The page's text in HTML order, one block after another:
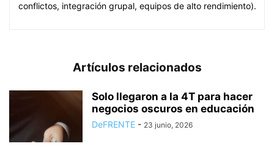
conflictos, integración grupal, equipos de alto rendimiento).
Artículos relacionados
Solo llegaron a la 4T para hacer
negocios oscuros en educación
DeFRENTE - 23 junio, 2026